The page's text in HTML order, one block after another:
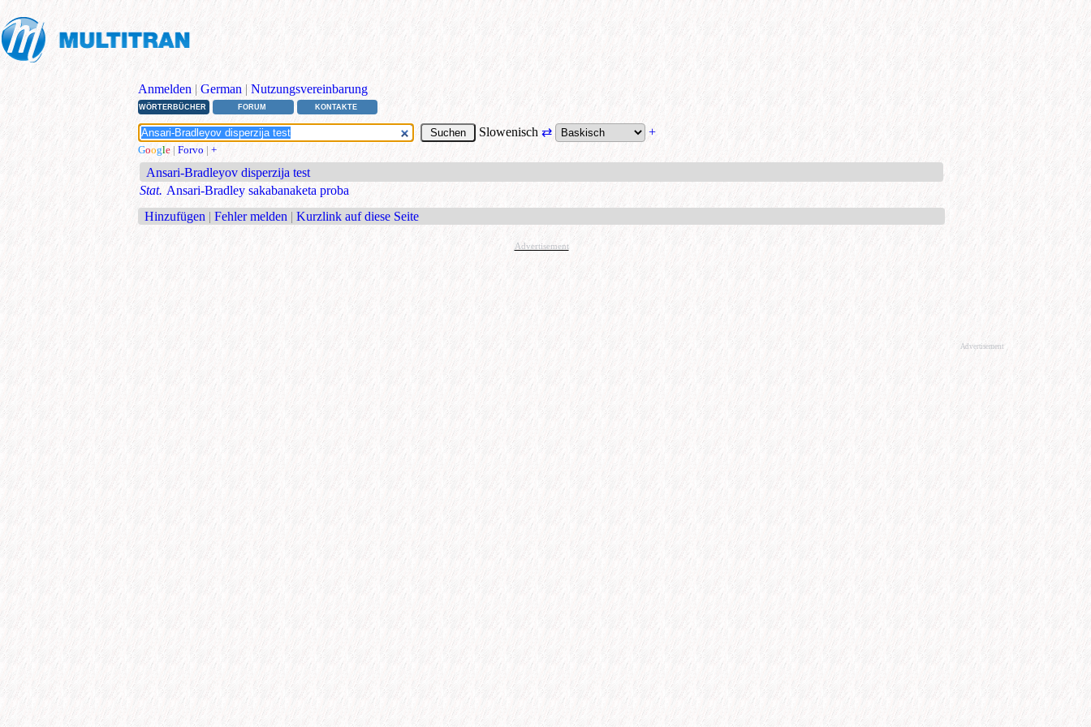
Anmelden | German | Nutzungsvereinbarung
WÖRTERBÜCHER FORUM KONTAKTE
Slowenisch ⇄ +
Google | Forvo | +
Ansari-Bradleyov disperzija test
Stat. Ansari-Bradley sakabanaketa proba
Hinzufügen | Fehler melden | Kurzlink auf diese Seite
Advertisement
Advertisement